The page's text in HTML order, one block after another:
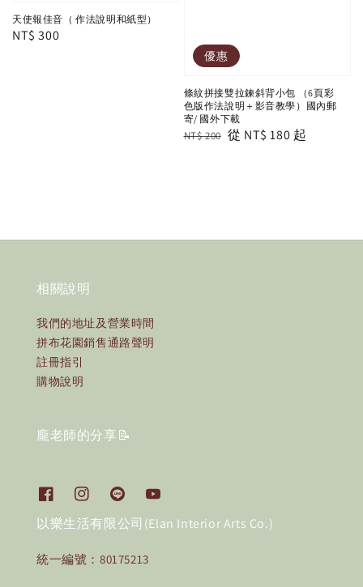
天使報佳音（ 作法說明和紙型）
Regular
NT$ 300
優惠
條紋拼接雙拉鍊斜背小包 （6頁彩
色版作法說明＋影音教學）國內郵
寄/ 國外下載
Regular
NT$ 200 Sale
從 NT$ 180 起
相關說明
我們的地址及營業時間
拼布花園銷售通路聲明
註冊指引
購物說明
龐老師的分享📝
以樂生活有限公司(Elan Interior Arts Co.)
統一編號：80175213